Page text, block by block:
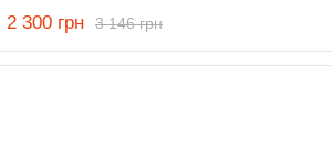
3 146 грн
2 300 грн